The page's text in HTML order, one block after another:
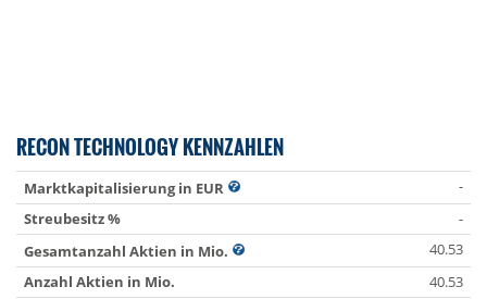
RECON TECHNOLOGY KENNZAHLEN
Marktkapitalisierung in EUR
-
Streubesitz %
-
Gesamtanzahl Aktien in Mio.
40.53
Anzahl Aktien in Mio.
40.53